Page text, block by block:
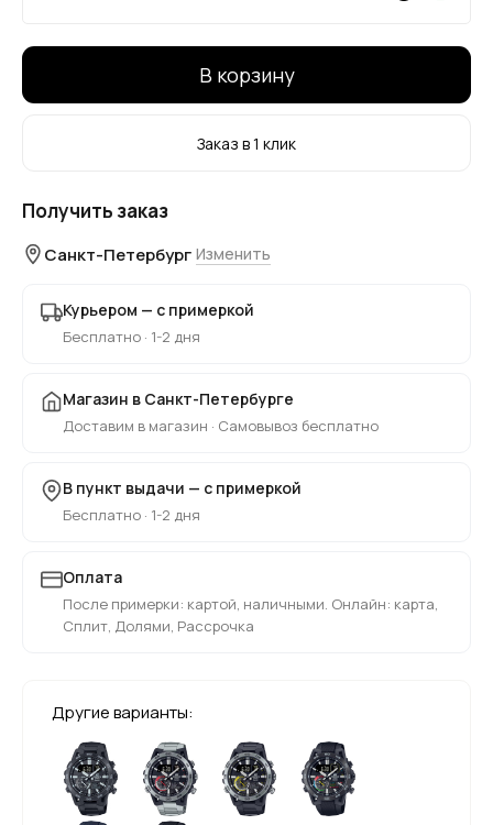
В корзину
Заказ в 1 клик
Получить заказ
Санкт-Петербург Изменить
Курьером — с примеркой
Бесплатно · 1-2 дня
Магазин в Санкт-Петербурге
Доставим в магазин · Самовывоз бесплатно
В пункт выдачи — с примеркой
Бесплатно · 1-2 дня
Оплата
После примерки: картой, наличными. Онлайн: карта,
Сплит, Долями, Рассрочка
Другие варианты: